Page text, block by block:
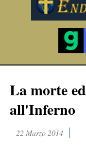
La morte
all'Inferno
22 Marzo 2014